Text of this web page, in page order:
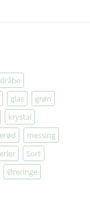
dråbe
glas
grøn
krystal
messing
Sort
Øreringe